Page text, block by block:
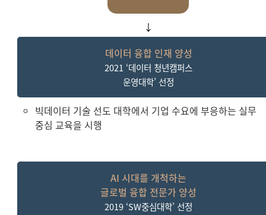
↓
데이터 융합 인재 양성
2021 ‘데이터 청년캠퍼스
운영대학’ 선정
빅데이터 기술 선도 대학에서 기업 수요에 부응하는 실무
중심 교육을 시행
AI 시대를 개척하는
글로벌 융합 전문가 양성
2019 ‘SW중심대학’ 선정